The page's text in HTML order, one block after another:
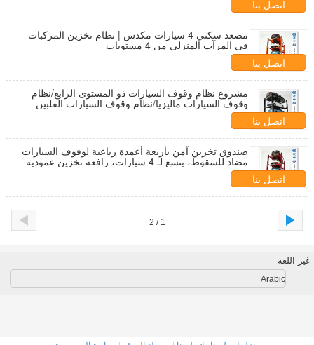
اتصل بنا
مصعد سكني 4 سيارات مكدس | نظام تخزين المركبات
في المرآب المنزلي من 4 مستويات
اتصل بنا
مشروع نظام وقوف السيارات ذو المستوى الرابع/نظام
وقوف السيارات ماليزيا/نظام وقوف السيارات الفلبين
اتصل بنا
صندوق تخزين آمن بأربعة أعمدة رباعية لوقوف السيارات
مضاد للسقوط، يتسع لـ 4 سيارات، رافعة تخزين عمودية
اتصل بنا
1 / 2
غير اللغة
Arabic